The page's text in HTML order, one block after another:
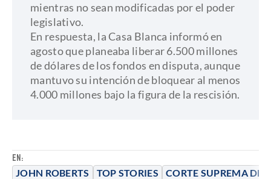
EN:
JOHN ROBERTS TOP STORIES CORTE SUPREMA DE
mientras no sean modificadas por el poder
legislativo.
En respuesta, la Casa Blanca informó en
agosto que planeaba liberar 6.500 millones
de dólares de los fondos en disputa, aunque
mantuvo su intención de bloquear al menos
4.000 millones bajo la figura de la rescisión.